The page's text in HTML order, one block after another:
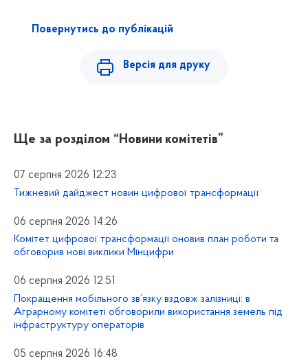
Повернутись до публікацій
Версія для друку
Ще за розділом “Новини комітетів”
07 серпня 2026 12:23
Тижневий дайджест новин цифрової трансформації
06 серпня 2026 14:26
Комітет цифрової трансформації оновив план роботи та
обговорив нові виклики Мінцифри
06 серпня 2026 12:51
Покращення мобільного зв’язку вздовж залізниці: в
Аграрному комітеті обговорили використання земель під
інфраструктуру операторів
05 серпня 2026 16:48